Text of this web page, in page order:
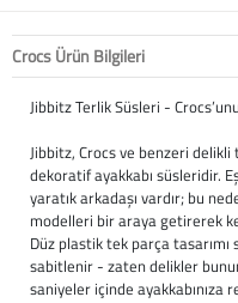
Crocs Ürün Bilgileri
Jibbitz Terlik Süsleri -
Jibbitz, Crocs ve benzeri
dekoratif ayakkabı süsleridir.
yaratık arkadaşı vardır; bu
modelleri bir araya getirerek
Düz plastik tek parça tasarımı
sabitlenir - zaten delikler
saniyeler içinde